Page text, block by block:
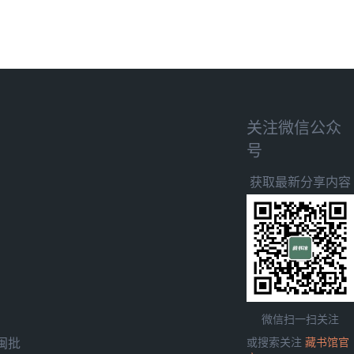
批
关注微信公众
号
获取最新分享内容
微信扫一扫关注
或搜索关注 藏书馆官